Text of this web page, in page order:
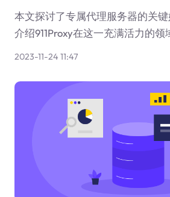
本文探讨了专属代理服务器的关
介绍911Proxy在这一充满活力的领
2023-11-24 11:47